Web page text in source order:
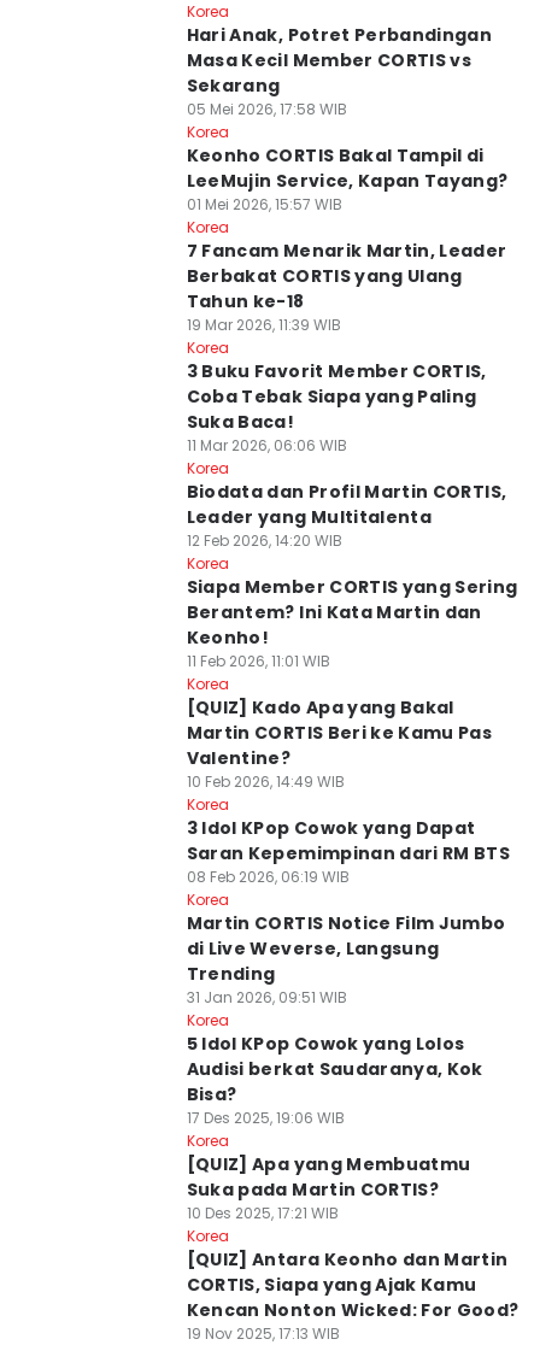
Korea
Hari Anak, Potret Perbandingan
Masa Kecil Member CORTIS vs
Sekarang
05 Mei 2026, 17:58 WIB
Korea
Keonho CORTIS Bakal Tampil di
LeeMujin Service, Kapan Tayang?
01 Mei 2026, 15:57 WIB
Korea
7 Fancam Menarik Martin, Leader
Berbakat CORTIS yang Ulang
Tahun ke-18
19 Mar 2026, 11:39 WIB
Korea
3 Buku Favorit Member CORTIS,
Coba Tebak Siapa yang Paling
Suka Baca!
11 Mar 2026, 06:06 WIB
Korea
Biodata dan Profil Martin CORTIS,
Leader yang Multitalenta
12 Feb 2026, 14:20 WIB
Korea
Siapa Member CORTIS yang Sering
Berantem? Ini Kata Martin dan
Keonho!
11 Feb 2026, 11:01 WIB
Korea
[QUIZ] Kado Apa yang Bakal
Martin CORTIS Beri ke Kamu Pas
Valentine?
10 Feb 2026, 14:49 WIB
Korea
3 Idol KPop Cowok yang Dapat
Saran Kepemimpinan dari RM BTS
08 Feb 2026, 06:19 WIB
Korea
Martin CORTIS Notice Film Jumbo
di Live Weverse, Langsung
Trending
31 Jan 2026, 09:51 WIB
Korea
5 Idol KPop Cowok yang Lolos
Audisi berkat Saudaranya, Kok
Bisa?
17 Des 2025, 19:06 WIB
Korea
[QUIZ] Apa yang Membuatmu
Suka pada Martin CORTIS?
10 Des 2025, 17:21 WIB
Korea
[QUIZ] Antara Keonho dan Martin
CORTIS, Siapa yang Ajak Kamu
Kencan Nonton Wicked: For Good?
19 Nov 2025, 17:13 WIB